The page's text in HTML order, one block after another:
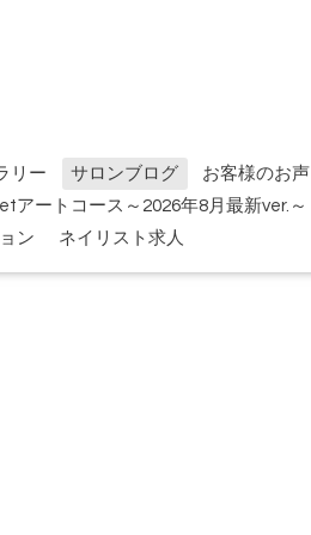
リー サロンブログ
お客様のお声
アートコース～2026年8月最新ver.～
ン ネイリスト求人